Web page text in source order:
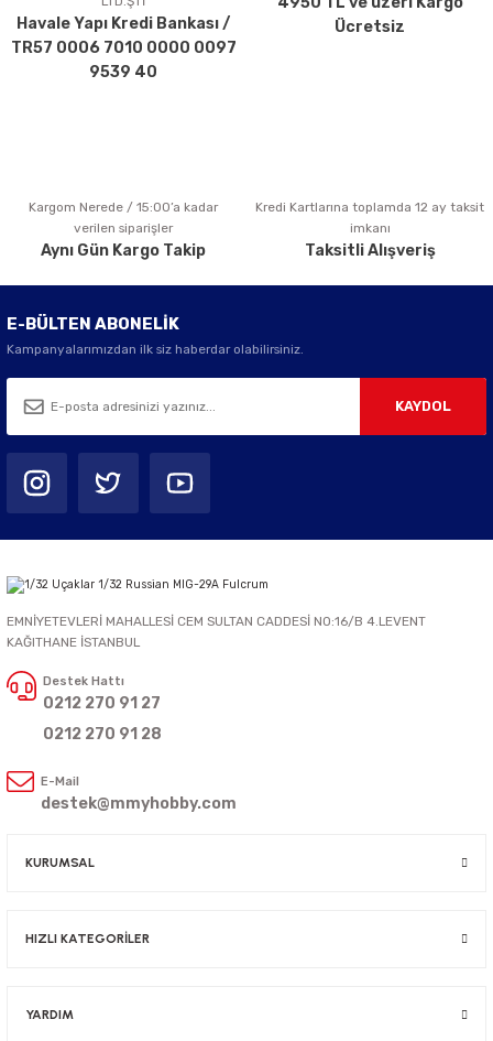
Ürün bilgilerinde hatalar bulunuyor.
Ürün fiyatı diğer sitelerden daha pahalı.
Bu ürüne benzer farklı alternatifler olmalı.
Gönder
Havale Yapı Kredi Bankası /
TR57 0006 7010 0000 0097
9539 40
Ücretsiz
Kargom Nerede / 15:00’a kadar
verilen siparişler
Aynı Gün Kargo Takip
Kredi Kartlarına toplamda 12 ay taksit
imkanı
Taksitli Alışveriş
E-BÜLTEN ABONELİK
Kampanyalarımızdan ilk siz haberdar olabilirsiniz.
KAYDOL
EMNİYETEVLERİ MAHALLESİ CEM SULTAN CADDESİ NO:16/B 4.LEVENT
KAĞITHANE İSTANBUL
Destek Hattı
0212 270 91 27
0212 270 91 28
E-Mail
destek@mmyhobby.com
KURUMSAL
HIZLI KATEGORİLER
YARDIM